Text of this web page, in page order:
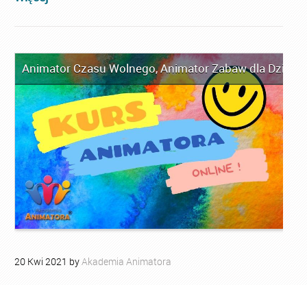
Animator Czasu Wolnego,Animator Zabaw dla Dzieci
20 Kwi 2021 byAkademia Animatora